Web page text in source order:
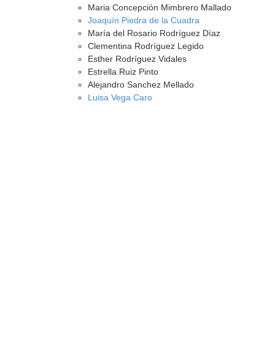
Maria Concepción Mimbrero Mallado
Joaquín Piedra de la Cuadra
María del Rosario Rodríguez Díaz
Clementina Rodríguez Legido
Esther Rodríguez Vidales
Estrella Ruiz Pinto
Alejandro Sanchez Mellado
Luisa Vega Caro